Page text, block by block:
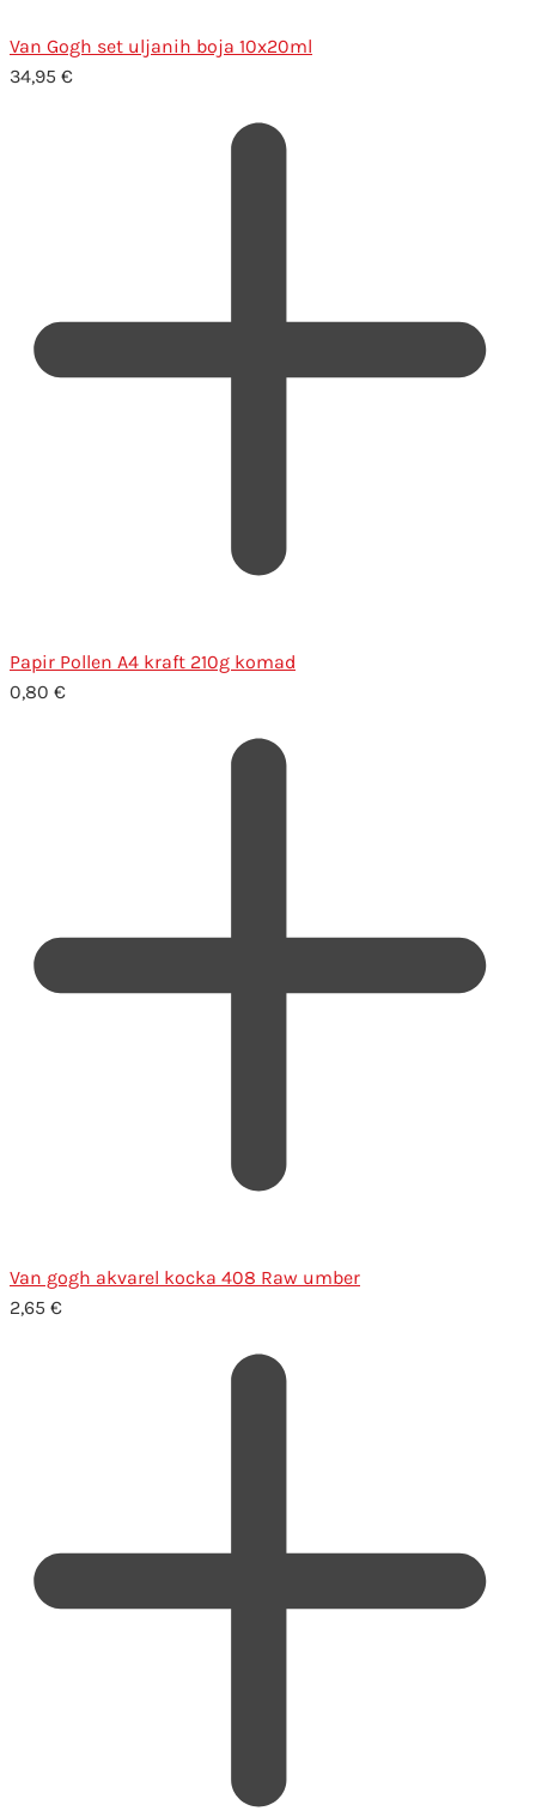
Van Gogh set uljanih boja 10x20ml
34,95 €
Papir Pollen A4 kraft 210g komad
0,80 €
Van gogh akvarel kocka 408 Raw umber
2,65 €